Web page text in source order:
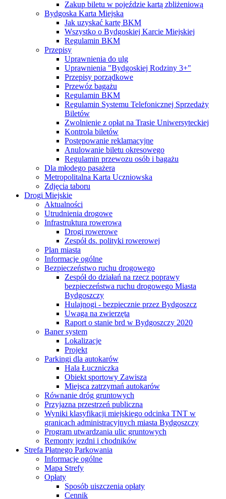
Zakup biletu w pojeździe kartą zbliżeniową
Bydgoska Karta Miejska
Jak uzyskać kartę BKM
Wszystko o Bydgoskiej Karcie Miejskiej
Regulamin BKM
Przepisy
Uprawnienia do ulg
Uprawnienia "Bydgoskiej Rodziny 3+"
Przepisy porządkowe
Przewóz bagażu
Regulamin BKM
Regulamin Systemu Telefonicznej Sprzedaży
Biletów
Zwolnienie z opłat na Trasie Uniwersyteckiej
Kontrola biletów
Postępowanie reklamacyjne
Anulowanie biletu okresowego
Regulamin przewozu osób i bagażu
Dla młodego pasażera
Metropolitalna Karta Uczniowska
Zdjęcia taboru
Drogi Miejskie
Aktualności
Utrudnienia drogowe
Infrastruktura rowerowa
Drogi rowerowe
Zespół ds. polityki rowerowej
Plan miasta
Informacje ogólne
Bezpieczeństwo ruchu drogowego
Zespół do działań na rzecz poprawy
bezpieczeństwa ruchu drogowego Miasta
Bydgoszczy
Hulajnogi - bezpiecznie przez Bydgoszcz
Uwaga na zwierzęta
Raport o stanie brd w Bydgoszczy 2020
Baner system
Lokalizacje
Projekt
Parkingi dla autokarów
Hala Łuczniczka
Obiekt sportowy Zawisza
Miejsca zatrzymań autokarów
Równanie dróg gruntowych
Przyjazna przestrzeń publiczna
Wyniki klasyfikacji miejskiego odcinka TNT w
granicach administracyjnych miasta Bydgoszczy
Program utwardzania ulic gruntowych
Remonty jezdni i chodników
Strefa Płatnego Parkowania
Informacje ogólne
Mapa Strefy
Opłaty
Sposób uiszczenia opłaty
Cennik